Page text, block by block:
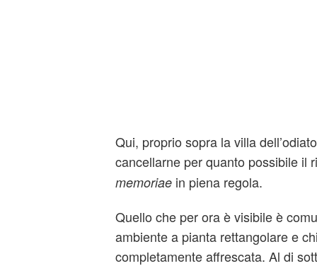
Qui, proprio sopra la villa
cancellarne per quanto possibile il
memoriaein piena regola.
Quello che per ora è visibile è
ambiente a pianta rettangolare e
completamente affrescata. Al di